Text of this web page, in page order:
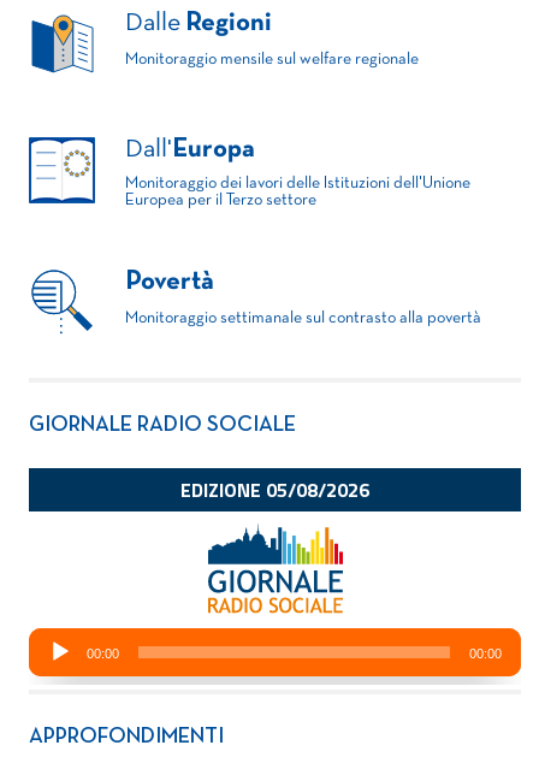
Dalle Regioni
Monitoraggio mensile sul welfare regionale
Dall' Europa
Monitoraggio dei lavori delle Istituzioni dell'Unione
Europea per il Terzo settore
Povertà
Monitoraggio settimanale sul contrasto alla povertà
GIORNALE RADIO SOCIALE
APPROFONDIMENTI